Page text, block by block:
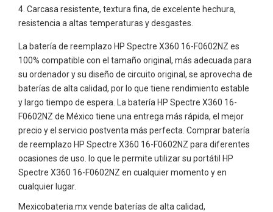
Carcasa resistente, textura fina, de excelente hechura,
resistencia a altas temperaturas y desgastes.
La batería de reemplazo HP Spectre X360 16-F0602NZ es
100% compatible con el tamaño original, más adecuada para
su ordenador y su diseño de circuito original, se aprovecha de
baterías de alta calidad, por lo que tiene rendimiento estable
y largo tiempo de espera. La batería HP Spectre X360 16-
F0602NZ de México tiene una entrega más rápida, el mejor
precio y el servicio postventa más perfecta. Comprar batería
de reemplazo HP Spectre X360 16-F0602NZ para diferentes
ocasiones de uso. lo que le permite utilizar su portátil HP
Spectre X360 16-F0602NZ en cualquier momento y en
cualquier lugar.
Mexicobateria.mx vende baterías de alta calidad,